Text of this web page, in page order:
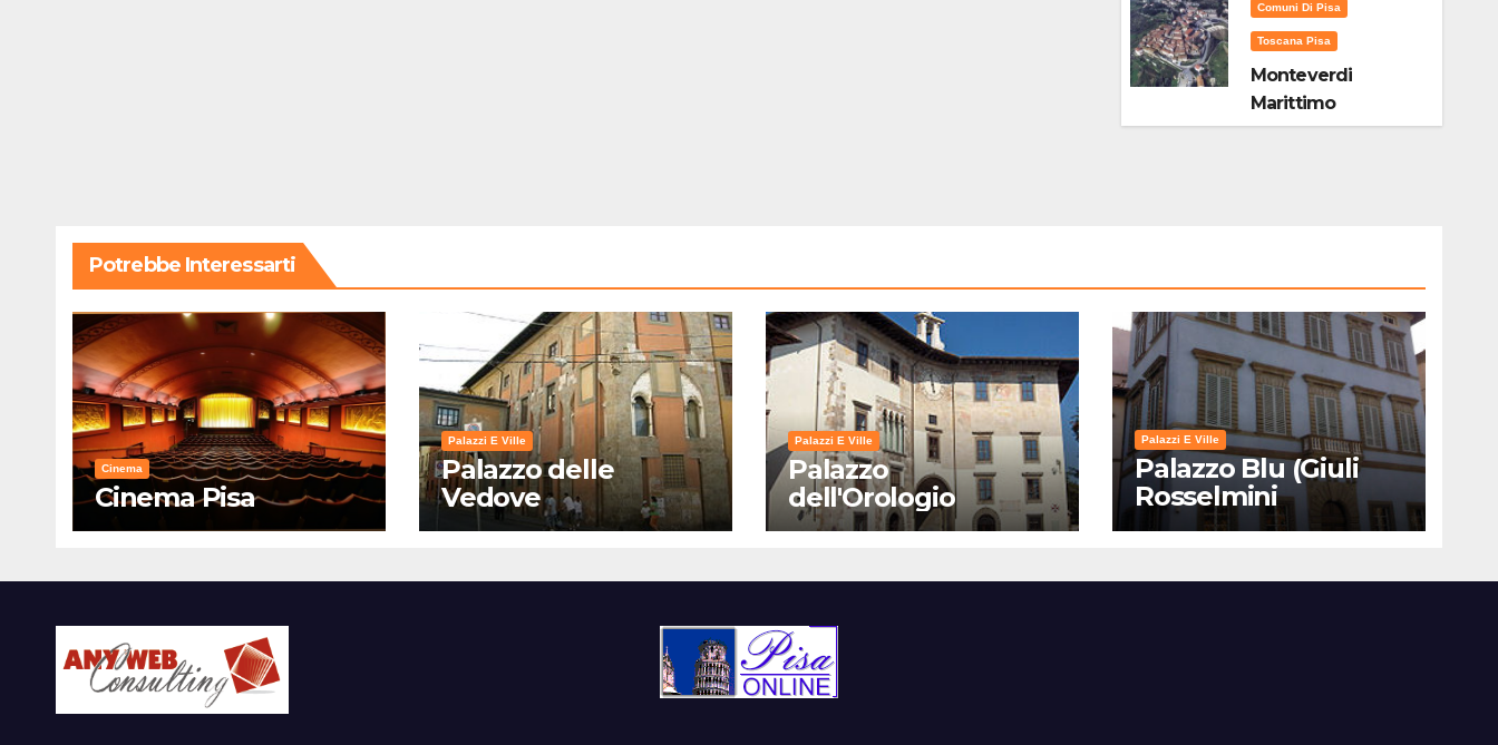
Comuni Di Pisa
Toscana Pisa
Monteverdi
Marittimo
Potrebbe Interessarti
Cinema
Cinema Pisa
Palazzi E Ville
Palazzo delle
Vedove
Palazzi E Ville
Palazzo
dell'Orologio
Palazzi E Ville
Palazzo Blu (Giuli
Rosselmini
Gualandi) – Pisa:
Visita